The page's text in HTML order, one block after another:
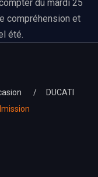
du mardi 25
compréhension et
été.
DUCATI